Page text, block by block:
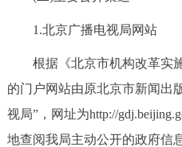
1.北京广播电视局网站
根据《北京市机构改革实施
的门户网站由原北京市新闻出
视局”，网址为http://
地查阅我局主动公开的政府信